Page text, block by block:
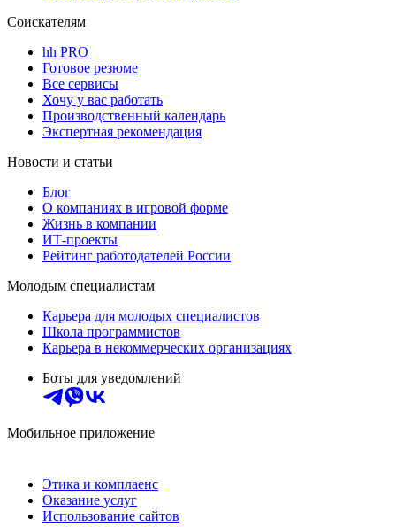
Соискателям
hh PRO
Готовое резюме
Все сервисы
Хочу у вас работать
Производственный календарь
Экспертная рекомендация
Новости и статьи
Блог
О компаниях в игровой форме
Жизнь в компании
ИТ-проекты
Рейтинг работодателей России
Молодым специалистам
Карьера для молодых специалистов
Школа программистов
Карьера в некоммерческих организациях
Боты для уведомлений
Мобильное приложение
Этика и комплаенс
Оказание услуг
Использование сайтов